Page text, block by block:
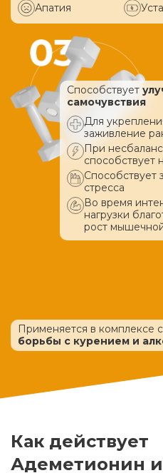
Апатия
Способствует
самочувствия
Для
заживление
При
способствует
Способствует
стресса
Во время
нагрузки
рост
Применяется в комплексе
борьбы с курением и
Как действует
Адеметионин